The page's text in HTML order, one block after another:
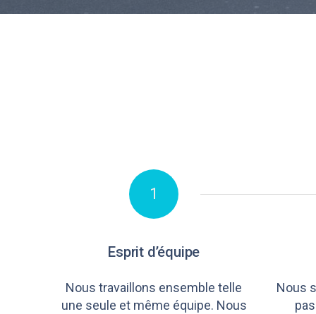
1
Esprit d’équipe
Nous travaillons ensemble telle
une seule et même équipe. Nous
Nous